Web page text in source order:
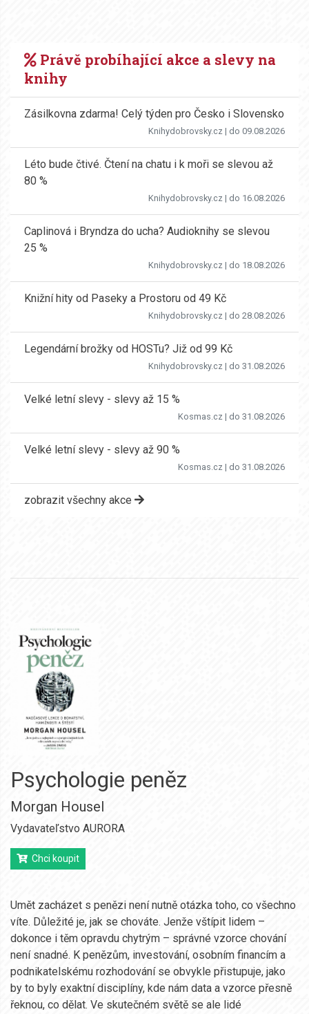
Právě probíhající akce a slevy na
knihy
Zásilkovna zdarma! Celý týden pro Česko i Slovensko
Knihydobrovsky.cz | do 09.08.2026
Léto bude čtivé. Čtení na chatu i k moři se slevou až
80 %
Knihydobrovsky.cz | do 16.08.2026
Caplinová i Bryndza do ucha? Audioknihy se slevou
25 %
Knihydobrovsky.cz | do 18.08.2026
Knižní hity od Paseky a Prostoru od 49 Kč
Knihydobrovsky.cz | do 28.08.2026
Legendární brožky od HOSTu? Již od 99 Kč
Knihydobrovsky.cz | do 31.08.2026
Velké letní slevy - slevy až 15 %
Kosmas.cz | do 31.08.2026
Velké letní slevy - slevy až 90 %
Kosmas.cz | do 31.08.2026
zobrazit všechny akce
Psychologie peněz
Morgan Housel
Vydavateľstvo AURORA
Chci koupit
Umět zacházet s penězi není nutně otázka toho, co všechno
víte. Důležité je, jak se chováte. Jenže vštípit lidem –
dokonce i těm opravdu chytrým – správné vzorce chování
není snadné. K penězům, investování, osobním financím a
podnikatelskému rozhodování se obvykle přistupuje, jako
by to byly exaktní disciplíny, kde nám data a vzorce přesně
řeknou, co dělat. Ve skutečném světě se ale lidé